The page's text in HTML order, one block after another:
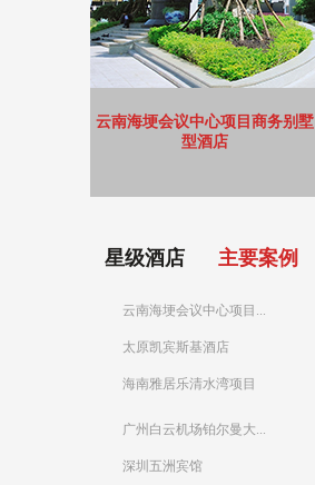
云南海埂会议中心项目商务别墅
型酒店
星级酒店 主要案例
云南海埂会议中心项目...
太原凯宾斯基酒店
海南雅居乐清水湾项目
广州白云机场铂尔曼大...
深圳五洲宾馆